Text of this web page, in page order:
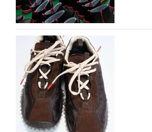
Объем мирового
В 2025 году мировое производство
на 0,1% до 24,6 млрд пар, - данные
2026», Португальской ассоциацией…
06.08.2026 635